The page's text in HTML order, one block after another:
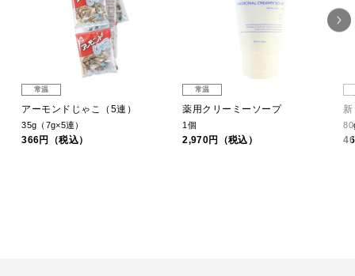
常温
アーモンドじゃこ（5連）
35g（7g×5連）
366円（税込）
常温
薬用クリーミーソープ
1個
2,970円（税込）